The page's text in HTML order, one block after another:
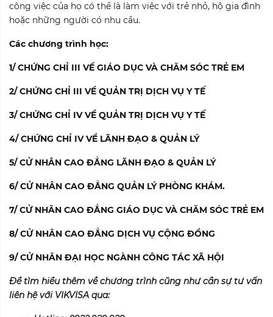
công việc của họ có thể là làm việc với trẻ nhỏ, hộ gia đình
hoặc những người có nhu cầu.
Các chương trình học:
1/CHỨNG CHỈ III VỀ GIÁO DỤC VÀ CHĂM SÓC TRẺ EM
2/CHỨNG CHỈ III VỀ QUẢN TRỊ DỊCH VỤ Y TẾ
3/CHỨNG CHỈ IV VỀ QUẢN TRỊ DỊCH VỤ Y TẾ
4/CHỨNG CHỈ IV VỀ LÃNH ĐẠO & QUẢN LÝ
5/CỬ NHÂN CAO ĐẲNG LÃNH ĐẠO & QUẢN LÝ
6/CỬ NHÂN CAO ĐẲNG QUẢN LÝ PHÒNG KHÁM.
7/CỬ NHÂN CAO ĐẲNG GIÁO DỤC VÀ CHĂM SÓC TRẺ EM
8/CỬ NHÂN CAO ĐẲNG DỊCH VỤ CỘNG ĐỒNG
9/CỬ NHÂN ĐẠI HỌC NGÀNH CÔNG TÁC XÃ HỘI
Để tìm hiểu thêm về chương trình cũng như cần sự tư vấn
liên hệ với VIKVISA qua: